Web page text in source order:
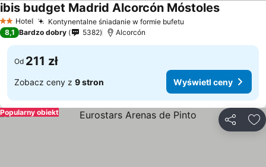
2 Kategoria
Hotel Kontynentalne śniadanie w formie bufetu
ibis budget Madrid Alcorcón MóstolesWyświetl
8,1 Bardzo dobry 5382 Alcorcón
Od 211 zł
Zobacz ceny z 9 stron Wyświetl ceny
Popularny obiekt